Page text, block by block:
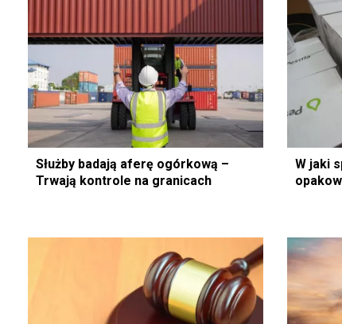
Służby badają aferę ogórkową –
Trwają kontrole na granicach
W jaki